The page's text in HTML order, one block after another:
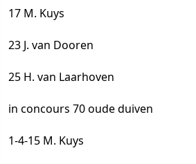
17 M. Kuys
23 J. van Dooren
25 H. van Laarhoven
in concours 70 oude duiven
1-4-15 M. Kuys